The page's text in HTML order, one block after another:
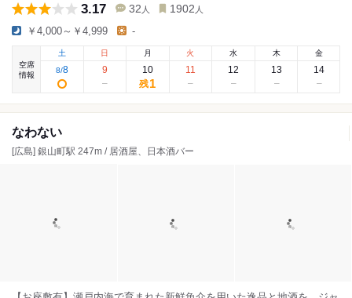
3.17 32 人 1902 人
￥4,000～￥4,999 -
空席
情報
土
8/8
日
9
月
10
残1
火
11
水
12
木
13
金
14
なわない
[広島] 銀山町駅 247m / 居酒屋、日本酒バー